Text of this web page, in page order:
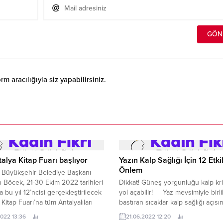
aracılığıyla siz yapabilirsiniz.
Kitap Fuarı başlıyor
Belediye Başkanı
Böcek, 21-30 Ekim 2022 tarihleri
bu yıl 12’ncisi gerçekleştirilecek
Fuarı’na tüm Antalyalıları
13:36
Yazın Kalp Sağlığı İçin 12
Önlem
Dikkat! Güneş yorgunluğu kalp
yol açabilir! Yaz mevsimiyle
bastıran sıcaklar kalp sağlığı
çok soruna davetiye çıkarırken,
21.06.2022 12:20